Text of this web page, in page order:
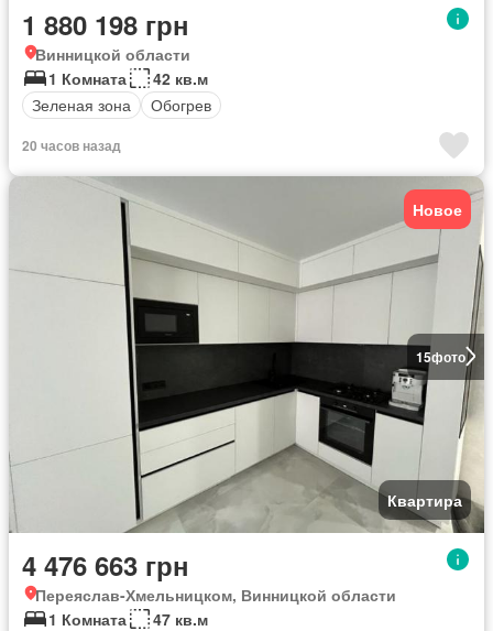
1 880 198 грн
Винницкой области
1 Комната
42 кв.м
Зеленая зона
Обогрев
20 часов назад
15фото
Новое
Квартира
4 476 663 грн
Переяслав-Хмельницком, Винницкой области
1 Комната
47 кв.м